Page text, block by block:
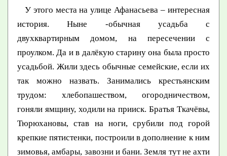
У этого места на улице Афанасьева – интересная
история. Ныне -обычная усадьба с
двухквартирным домом, на пересечении с
проулком. Да и в далёкую старину она была просто
усадьбой. Жили здесь обычные семейские, если их
так можно назвать. Занимались крестьянским
трудом: хлебопашеством, огородничеством,
гоняли ямщину, ходили на прииск. Братья Ткачёвы,
Тюрюхановы, став на ноги, срубили под горой
крепкие пятистенки, построили в дополнение к ним
зимовья, амбары, завозни и бани. Земля тут не ахти